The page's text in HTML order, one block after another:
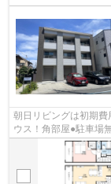
朝日リビングは初期
ウス！角部屋●駐車場
音楽教室利用可・